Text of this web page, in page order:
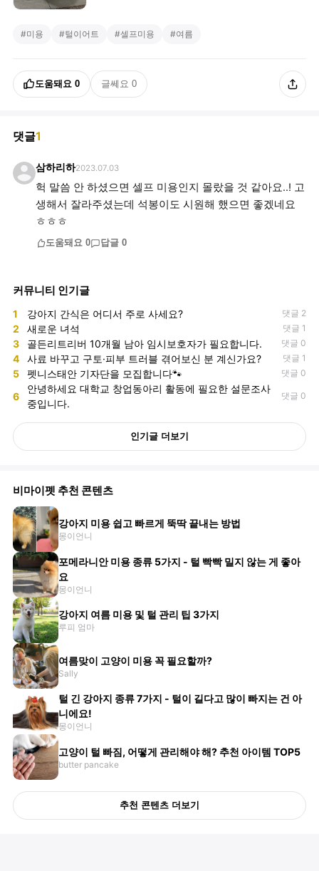
#미용 #털이어트 #셀프미용 #여름
도움돼요 0 글쎄요 0
댓글1
삼하리하2023.07.03
헉 말씀 안 하셨으면 셀프 미용인지 몰랐을 것 같아요..! 고
생해서 잘라주셨는데 석봉이도 시원해 했으면 좋겠네요
ㅎㅎㅎ
도움돼요 0 답글 0
커뮤니티 인기글
1 강아지 간식은 어디서 주로 사세요? 댓글 2
2 새로운 녀석 댓글 1
3 골든리트리버 10개월 남아 임시보호자가 필요합니다. 댓글 0
4 사료 바꾸고 구토·피부 트러블 겪어보신 분 계신가요? 댓글 1
5 펫니스태안 기자단을 모집합니다🐾 댓글 0
6
안녕하세요 대학교 창업동아리 활동에 필요한 설문조사
중입니다.
댓글 0
인기글 더보기
비마이펫 추천 콘텐츠
강아지 미용 쉽고 빠르게 뚝딱 끝내는 방법
몽이언니
포메라니안 미용 종류 5가지 - 털 빡빡 밀지 않는 게 좋아
요
몽이언니
강아지 여름 미용 및 털 관리 팁 3가지
루피 엄마
여름맞이 고양이 미용 꼭 필요할까?
Sally
털 긴 강아지 종류 7가지 - 털이 길다고 많이 빠지는 건 아
니에요!
몽이언니
고양이 털 빠짐, 어떻게 관리해야 해? 추천 아이템 TOP5
butter pancake
추천 콘텐츠 더보기